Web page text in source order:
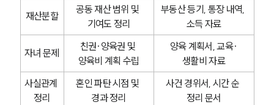
소식/자료
언론보도
공지사항
법률 블로그
법률서식
뉴스레터/브로슈어
세미나
재산분할
공동 재산 범위 및
기여도 정리
부동산 등기, 통장 내역,
소득 자료
자녀 문제
친권·양육권 및
양육비 계획 수립
양육 계획서, 교육·
생활비 자료
사실관계
정리
혼인 파탄 시점 및
경과 정리
사건 경위서, 시간 순
정리 문서